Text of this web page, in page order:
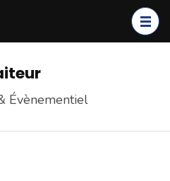
Évènementiel